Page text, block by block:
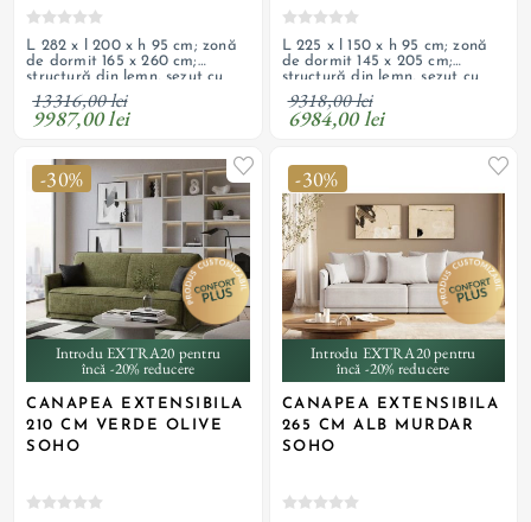
L 282 x l 200 x h 95 cm; zonă
de dormit 165 x 260 cm;
structură din lemn, șezut cu
arcuri ondulate și spumă HR
de înaltă calitate, tapițerie
din material textil; 2 lăzi de
13316,00 lei
9987,00 lei
L 225 x l 150 x h 95 cm; zonă
de dormit 145 x 205 cm;
structură din lemn, șezut cu
arcuri ondulate și spumă HR
de înaltă calitate, tapițerie
din material textil; 2 lăzi de
personalizabil
9318,00 lei
6984,00 lei
-30%
Introdu EXTRA20 pentru
încă -20% reducere
CANAPEA EXTENSIBILA
210 CM VERDE OLIVE
SOHO
-30%
Introdu EXTRA20 pentru
încă -20% reducere
CANAPEA EXTENSIBILA
265 CM ALB MURDAR
SOHO